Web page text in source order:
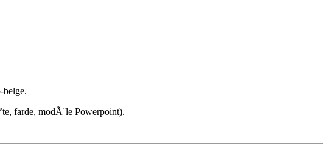
belge.
farde, modÃ¨le Powerpoint).